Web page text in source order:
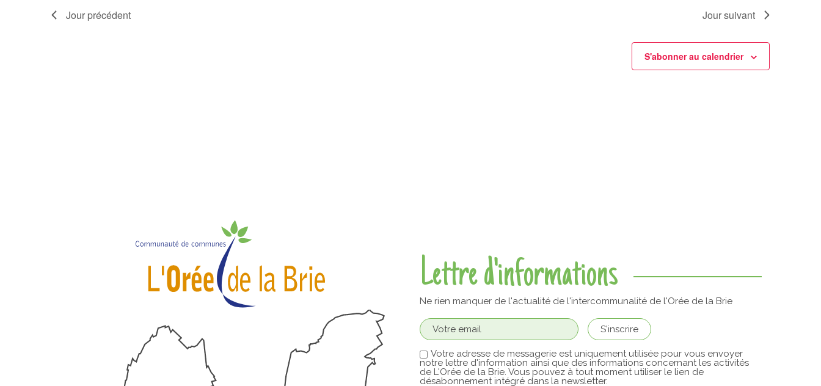
Jour précédent Jour suivant
S'abonner au calendrier
Lettre d'informations
Ne rien manquer de l'actualité de l'intercommunalité de l'Orée de la Brie
Votre adresse de messagerie est uniquement utilisée pour vous envoyer
notre lettre d'information ainsi que des informations concernant les activités
de L'Orée de la Brie. Vous pouvez à tout moment utiliser le lien de
désabonnement intégré dans la newsletter.